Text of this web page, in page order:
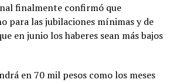
finalmente confirmó que
para las jubilaciones mínimas y de
en junio los haberes sean más bajos
en 70 mil pesos como los meses